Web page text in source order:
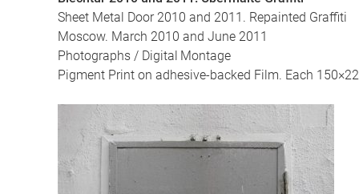
Sheet Metal Door 2010 and 2011. Repainted Graffiti
Moscow. March 2010 and June 2011
Photographs / Digital Montage
Pigment Print on adhesive-backed Film. Each